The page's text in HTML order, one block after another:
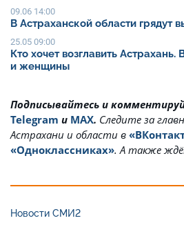
09.06 14:00
В Астраханской области грядут
25.05 09:00
Кто хочет возглавить
и женщины
Подписывайтесь и
Telegram и MAX. Cледите за
Астрахани и области в
«Одноклассниках». А также
Новости СМИ2